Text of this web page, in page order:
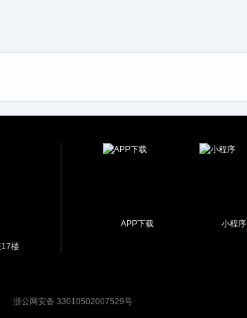
17楼
APP下载 小程序
浙公网安备 33010502007529号